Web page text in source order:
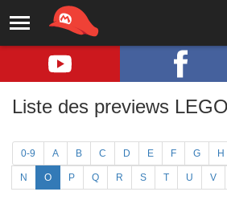
Liste des previews LEGO
0-9 A B C D E F G H
N O P Q R S T U V